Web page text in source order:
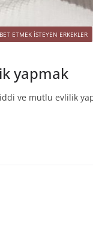
ETMEK İSTEYEN ERKEKLER
yapmak
ve mutlu evlilik